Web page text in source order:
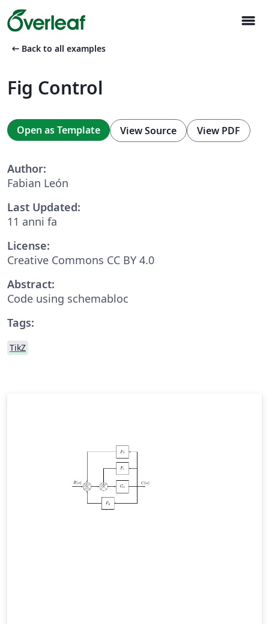
menu
arrow_left_alt Back to all examples
Fig Control
Open as Template View Source View PDF
Author:
Fabian León
Last Updated:
11 anni fa
License:
Creative Commons CC BY 4.0
Abstract:
Code using schemabloc
Tags:
TikZ